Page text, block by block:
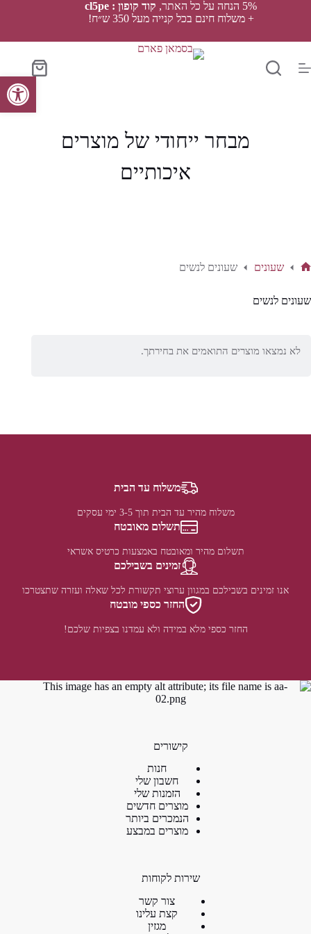
5% הנחה על כל האתר,
קוד קופון : cl5pe
+ משלוח חינם בכל קנייה מעל 350 ש״ח!
סל
הקניות
מבחר ייחודי של מוצרים
איכותיים
שעונים שעונים לנשים
שעונים לנשים
לא נמצאו מוצרים התואמים את בחירתך.
משלוח עד הבית
משלוח מהיר עד הבית תוך 3-5 ימי עסקים
תשלום מאובטח
תשלום מהיר ומאובטח באמצעות כרטיס אשראי
זמינים בשבילכם
אנו זמינים בשבילכם במגוון ערוצי תקשורת לכל שאלה ועזרה שתצטרכו
החזר כספי מובטח
החזר כספי מלא במידה ולא עמדנו בצפיות שלכם!
קישורים
חנות
חשבון שלי
הזמנות שלי
מוצרים חדשים
הנמכרים ביותר
מוצרים במבצע
שירות לקוחות
צור קשר
קצת עלינו
מגזין
פתח סרגל נגישות